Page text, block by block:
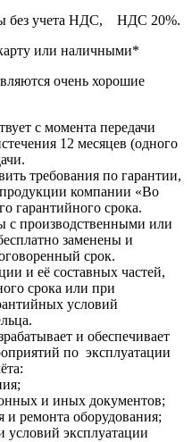
без учета НДС, НДС 20%.
или наличными*
очень хорошие
с момента передачи
12 месяцев (одного
требования по гарантии,
продукции компании «Во
гарантийного срока.
с производственными или
заменены и
срок.
и её составных частей,
срока или при
условий
и обеспечивает
по эксплуатации
и иных документов;
и ремонта оборудования;
условий эксплуатации